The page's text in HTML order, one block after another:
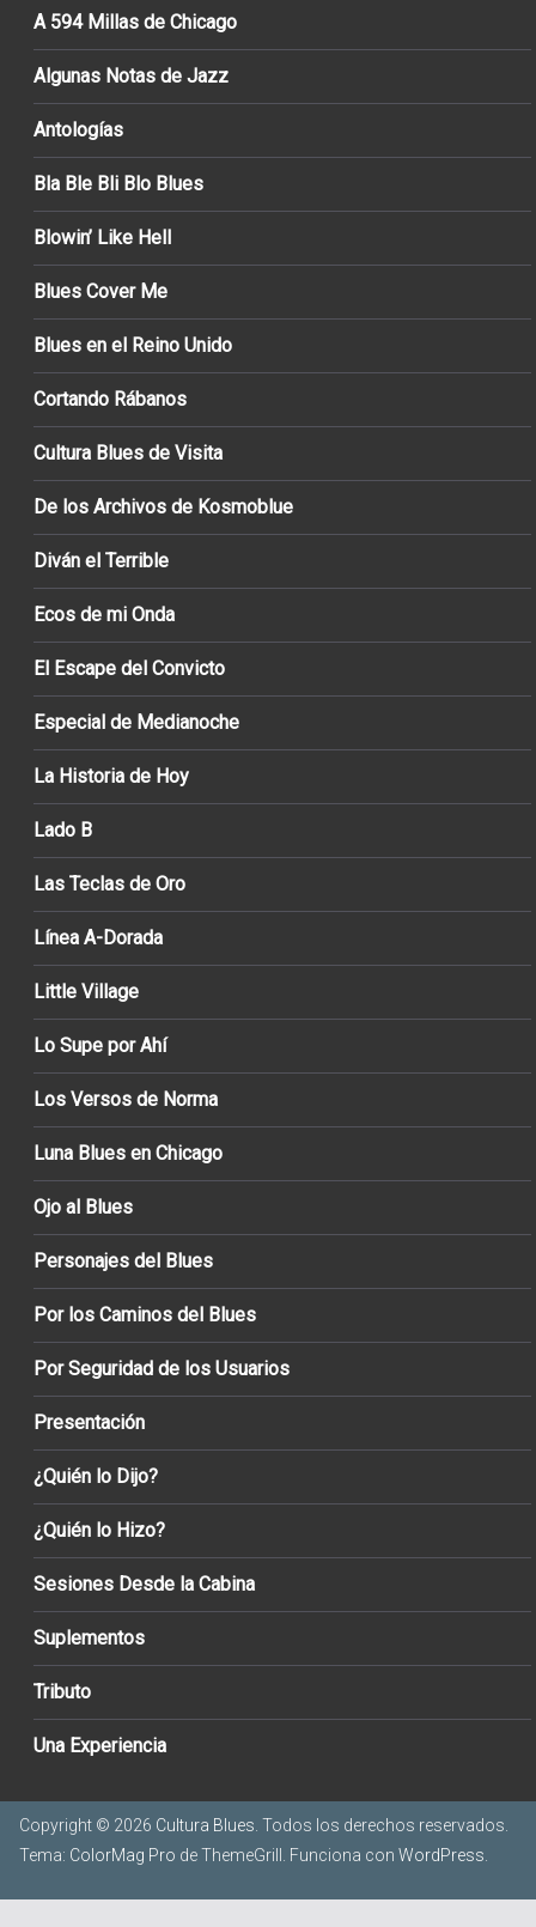
A 594 Millas de Chicago
Algunas Notas de Jazz
Antologías
Bla Ble Bli Blo Blues
Blowin’ Like Hell
Blues Cover Me
Blues en el Reino Unido
Cortando Rábanos
Cultura Blues de Visita
De los Archivos de Kosmoblue
Diván el Terrible
Ecos de mi Onda
El Escape del Convicto
Especial de Medianoche
La Historia de Hoy
Lado B
Las Teclas de Oro
Línea A-Dorada
Little Village
Lo Supe por Ahí
Los Versos de Norma
Luna Blues en Chicago
Ojo al Blues
Personajes del Blues
Por los Caminos del Blues
Por Seguridad de los Usuarios
Presentación
¿Quién lo Dijo?
¿Quién lo Hizo?
Sesiones Desde la Cabina
Suplementos
Tributo
Una Experiencia
Copyright © 2026 Cultura Blues . Todos los derechos reservados.
Tema: ColorMag Pro de ThemeGrill. Funciona con WordPress